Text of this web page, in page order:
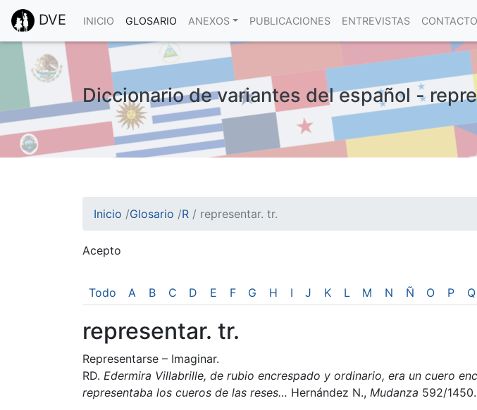
DVE INICIO GLOSARIO ANEXOS PUBLICACIONES ENTREVISTAS CONTACTO
Diccionario de variantes del español -
Inicio /Glosario /R / representar. tr.
Acepto
Todo A B C D E F G H I J K L M N Ñ O P Q
representar. tr.
Representarse – Imaginar.
RD. Edermira Villabrille, de rubio encrespado y ordinario, era un cuero
representaba los cueros de las reses… Hernández N., Mudanza 592/1450.